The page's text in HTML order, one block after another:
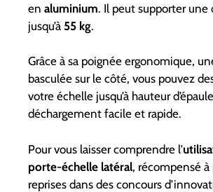
enaluminium. Il peut supporter une
jusqu’à 55 kg.
Grâce à sa poignée ergonomique,
basculée sur le côté, vous pouvez
votre échelle jusqu’à hauteur
déchargement facile et rapide.
Pour vous laisser comprendre l’
porte-échelle latéral, récompensé à
reprises dans des concours